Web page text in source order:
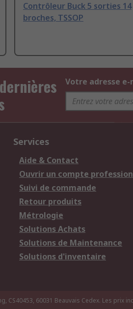
Contrôleur Buck 5 sorties 14
broches, TSSOP
Votre adresse
Services
Aide & Contact
Ouvrir un compte
Suivi de commande
Retour produits
Métrologie
Solutions Achats
Solutions de Maintenance
Solutions d'inventaire
CS40453, 60031 Beauvais Cedex. Les prix